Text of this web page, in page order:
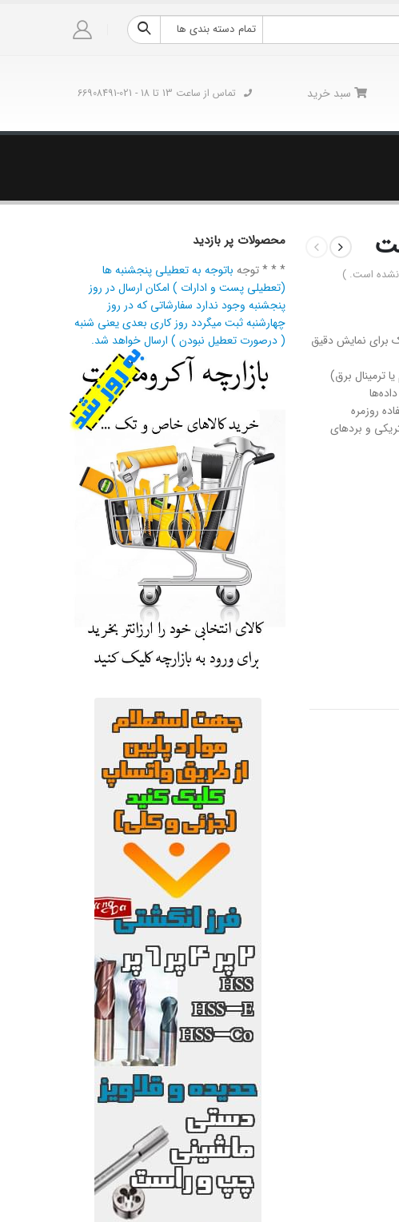
تمام دسته بندی ها
سبد خرید تماس از ساعت 13 تا 18 - 021-66908491
نشده است. )
برای نمایش دقیق
ترمینال برق)
روزمره
و بردهای
محصولات پر بازدید
* * * توجه باتوجه به تعطیلی پنجشنبه ها
(تعطیلی پست و ادارات ) امکان ارسال در روز
پنجشنبه وجود ندارد سفارشاتی که در روز
چهارشنبه ثبت میگردد روز کاری بعدی یعنی شنبه
( درصورت تعطیل نبودن ) ارسال خواهد شد.